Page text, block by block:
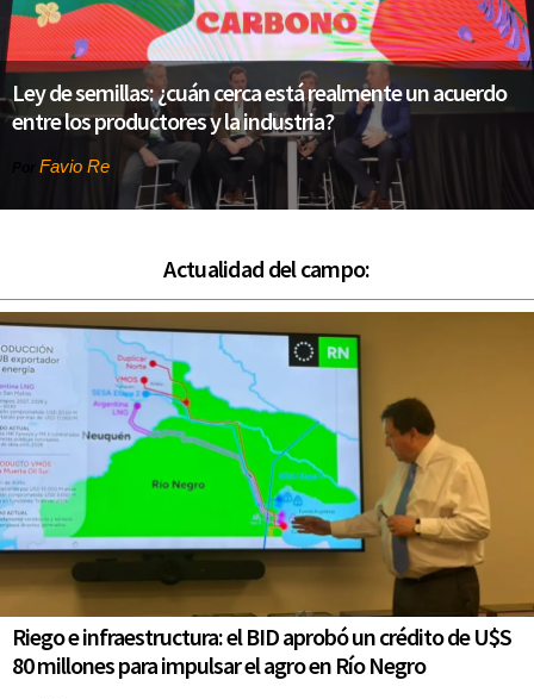
Ley de semillas: ¿cuán cerca está realmente un acuerdo
entre los productores y la industria?
Favio Re
Actualidad del campo:
Riego e infraestructura: el BID aprobó un crédito de U$S
80 millones para impulsar el agro en Río Negro